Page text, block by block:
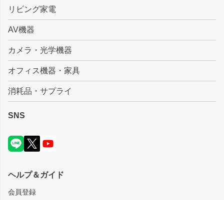
リビング家電
AV機器
カメラ・光学機器
オフィス機器・家具
消耗品・サプライ
SNS
ヘルプ＆ガイド
会員登録